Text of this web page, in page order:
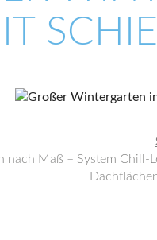
nach Maß – System Chill-